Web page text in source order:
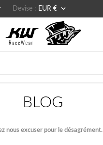
Devise : EUR € 
BLOG
nous excuser pour le désagrément.